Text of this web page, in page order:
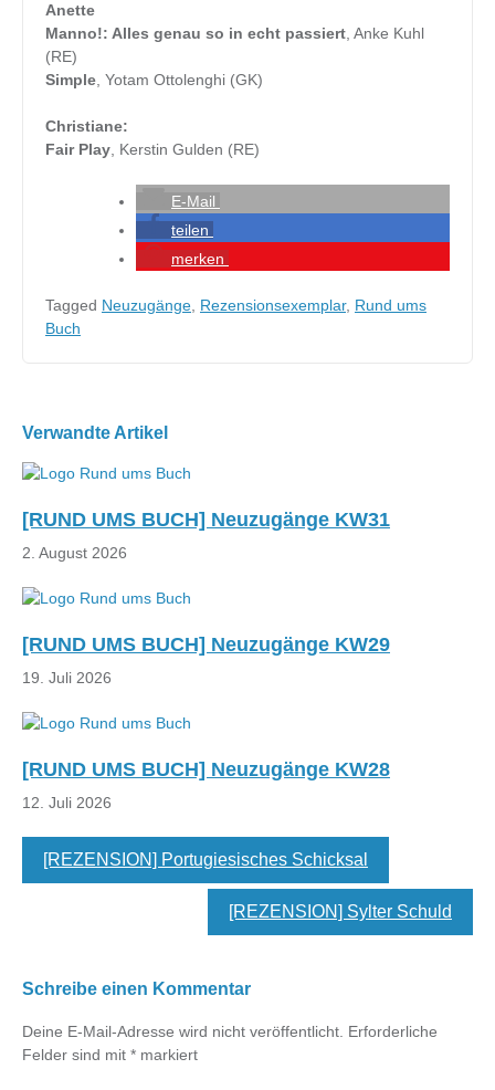
Anette
Manno!: Alles genau so in echt passiert , Anke Kuhl
(RE)
Simple , Yotam Ottolenghi (GK)
Christiane:
Fair Play , Kerstin Gulden (RE)
E-Mail
teilen
merken
Tagged Neuzugänge Rezensionsexemplar, Rund ums
Buch
Verwandte Artikel
[RUND UMS BUCH] Neuzugänge KW31
2. August 2026
[RUND UMS BUCH] Neuzugänge KW29
19. Juli 2026
[RUND UMS BUCH] Neuzugänge KW28
12. Juli 2026
Beitragsnavigation
[REZENSION] Portugiesisches Schicksal
[REZENSION] Sylter Schuld
Schreibe einen Kommentar
Deine E-Mail-Adresse wird nicht veröffentlicht. Erforderliche
Felder sind mit * markiert